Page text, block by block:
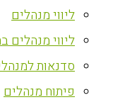
ליווי מנהלים
ליווי מנהלים
סדנאות
פיתוח מנהלים